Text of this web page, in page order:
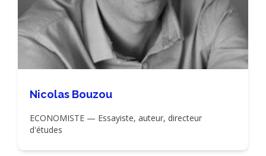
Nicolas Bouzou
ECONOMISTE — Essayiste, auteur, directeur
d'études